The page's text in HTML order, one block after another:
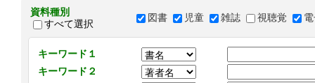
資料種別
すべて選択
図書 児童 雑誌 視聴覚
キーワード１
キーワード２